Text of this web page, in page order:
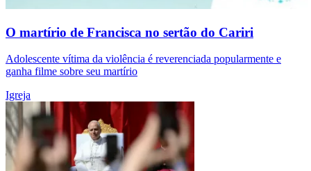
O martírio de Francisca no sertão do Cariri
Adolescente vítima da violência é reverenciada popularmente e
ganha filme sobre seu martírio
Igreja